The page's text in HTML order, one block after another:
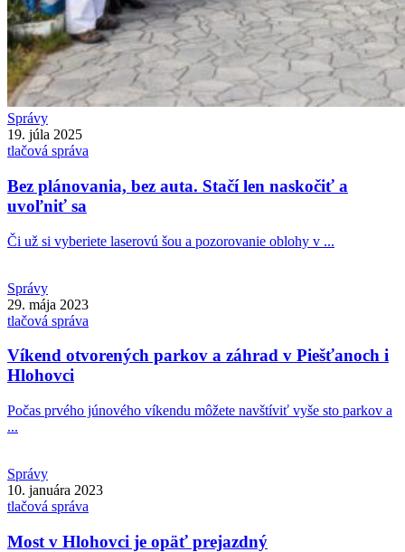
Správy
19. júla 2025
tlačová správa
Bez plánovania, bez auta. Stačí len naskočiť a
uvoľniť sa
Či už si vyberiete laserovú šou a pozorovanie oblohy v ...
Správy
29. mája 2023
tlačová správa
Víkend otvorených parkov a záhrad v Piešťanoch i
Hlohovci
Počas prvého júnového víkendu môžete navštíviť vyše sto parkov a
...
Správy
10. januára 2023
tlačová správa
Most v Hlohovci je opäť prejazdný